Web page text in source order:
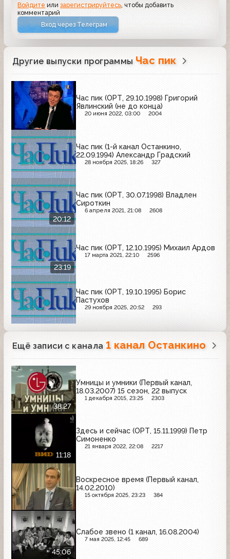
Войдите илизарегистрируйтесь , чтобы добавить
комментарий
Вход через Телеграм
Другие выпуски программы Час пик
Час пик (ОРТ, 29.10.1998) Григорий
Явлинский (не до конца)
20 июня 2022, 03:00 2004
Час пик (1-й канал Останкино,
22.09.1994) Александр Градский
28 ноября 2025, 18:26 327
20:12
Час пик (ОРТ, 30.07.1998) Владлен
Сироткин
6 апреля 2021, 21:08 2608
23:19
Час пик (ОРТ, 12.10.1995) Михаил Ардов
17 марта 2021, 22:10 2596
Час пик (ОРТ, 19.10.1995) Борис
Пастухов
29 ноября 2025, 20:52 293
Ещё записи с канала 1 канал Останкино
38:27
Умницы и умники (Первый канал,
18.03.2007) 15 сезон, 22 выпуск
1 декабря 2015, 23:25 2303
11:18
Здесь и сейчас (ОРТ, 15.11.1999) Петр
Симоненко
21 января 2022, 22:08 2217
Воскресное время (Первый канал,
14.02.2010)
15 октября 2025, 23:23 384
45:06
Слабое звено (1 канал, 16.08.2004)
7 мая 2025, 12:45 689